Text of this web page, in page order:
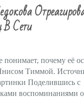
Сети
понимает, почему её
Тиммой.
Поделившись с
воспоминаниями